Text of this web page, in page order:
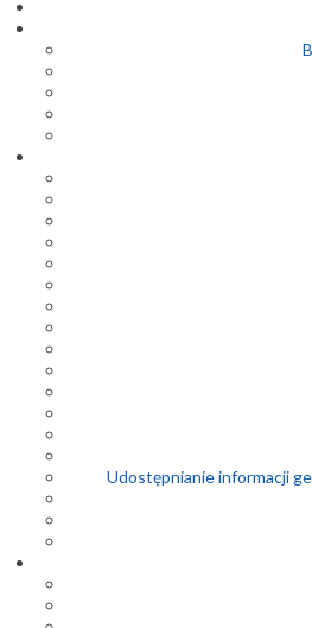
Udostępnianie informacji